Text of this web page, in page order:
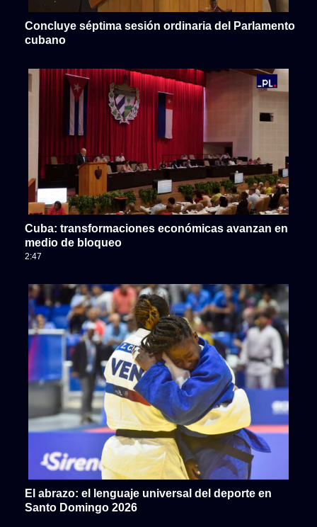
Concluye séptima sesión ordinaria del Parlamento
cubano
Cuba: transformaciones económicas avanzan en
medio de bloqueo
2:47
El abrazo: el lenguaje universal del deporte en
Santo Domingo 2026